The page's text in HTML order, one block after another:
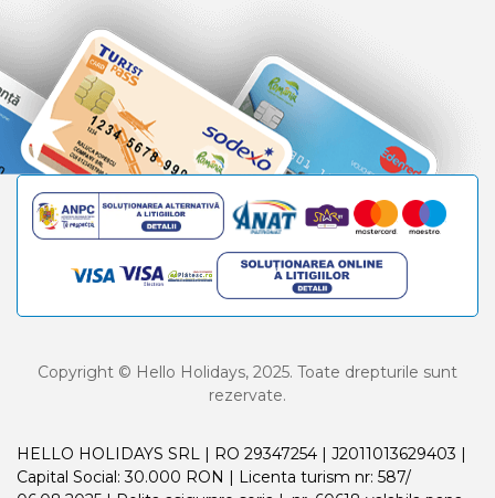
Copyright © Hello Holidays, 2025. Toate drepturile sunt
rezervate.
HELLO HOLIDAYS SRL | RO 29347254 | J2011013629403 |
Capital Social: 30.000 RON | Licenta turism nr: 587/